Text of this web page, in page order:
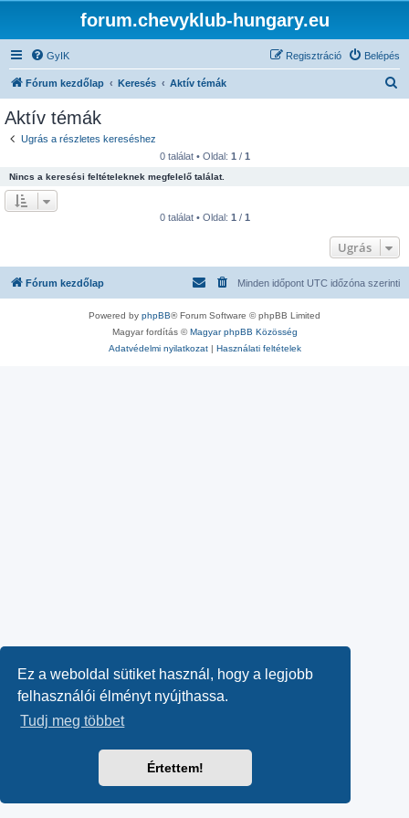
Ez a weboldal sütiket használ, hogy a legjobb
felhasználói élményt nyújthassa.
Tudj meg többet
Értettem!
forum.chevyklub-hungary.eu
GyIK Belépés
Regisztráció
Fórum kezdőlap Keresés Aktív témák
Aktív témák
Ugrás a részletes kereséshez
0 találat • Oldal: 1 / 1
Nincs a keresési feltételeknek megfelelő találat.
0 találat • Oldal: 1 / 1
Ugrás
Fórum kezdőlap Minden időpont UTC időzóna szerinti
Powered by phpBB® Forum Software © phpBB Limited
Magyar fordítás ©Magyar phpBB Közösség
Adatvédelmi nyilatkozat| Használati feltételek